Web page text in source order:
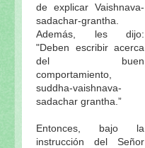
de explicar Vaishnava-
sadachar-grantha.
Además, les dijo:
"Deben escribir acerca
del buen
comportamiento,
suddha-vaishnava-
sadachar grantha.”
Entonces, bajo la
instrucción del Señor